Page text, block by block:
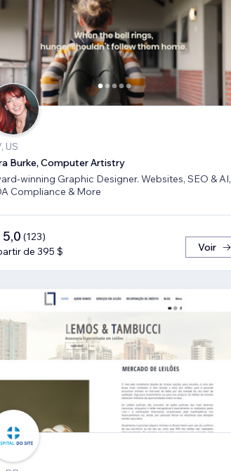
US
Burke, Computer Artistry
winning Graphic Designer. Websites, SEO & AI,
Compliance & More
5,0 (123)
de 395 $
Voir